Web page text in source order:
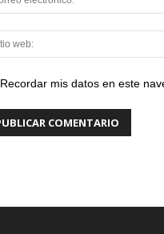
Recordar mis datos en este